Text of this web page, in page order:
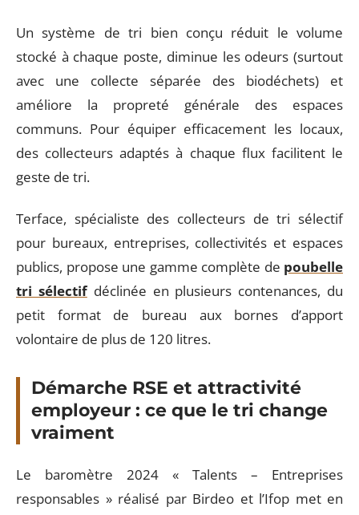
Un système de tri bien conçu réduit le volume
stocké à chaque poste, diminue les odeurs (surtout
avec une collecte séparée des biodéchets) et
améliore la propreté générale des espaces
communs. Pour équiper efficacement les locaux,
des collecteurs adaptés à chaque flux facilitent le
geste de tri.
Terface, spécialiste des collecteurs de tri sélectif
pour bureaux, entreprises, collectivités et espaces
publics, propose une gamme complète de poubelle
tri sélectifdéclinée en plusieurs contenances, du
petit format de bureau aux bornes d’apport
volontaire de plus de 120 litres.
Démarche RSE et attractivité
employeur : ce que le tri change
vraiment
Le baromètre 2024 « Talents – Entreprises
responsables » réalisé par Birdeo et l’Ifop met en